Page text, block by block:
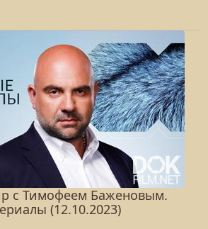
с Тимофеем Баженовым.
(12.10.2023)